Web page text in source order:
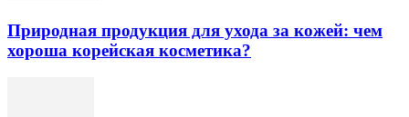
Природная продукция для ухода за кожей: чем
хороша корейская косметика?